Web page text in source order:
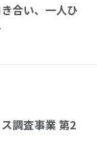
合い、一人ひ
調査事業 第2